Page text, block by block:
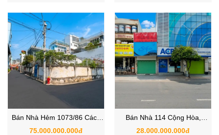
Bán Nhà Hẻm 1073/86 Cách
Mạng Tháng Tám, Phường 7,
75.000.000.000đ
Bán Nhà 114 Cộng Hòa,
Phường 4, Quận Tân Bình,
28.000.000.000đ